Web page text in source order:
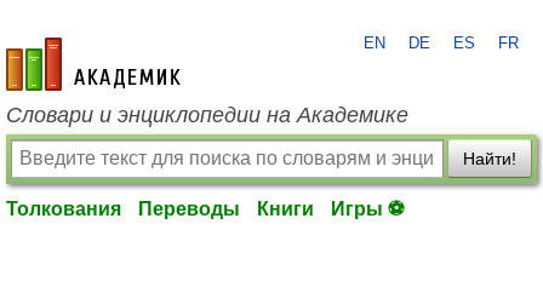
academic.ru
EN DE ES FR
Словари и энциклопедии на Академике
Найти!
Толкования Переводы Книги Игры ⚽